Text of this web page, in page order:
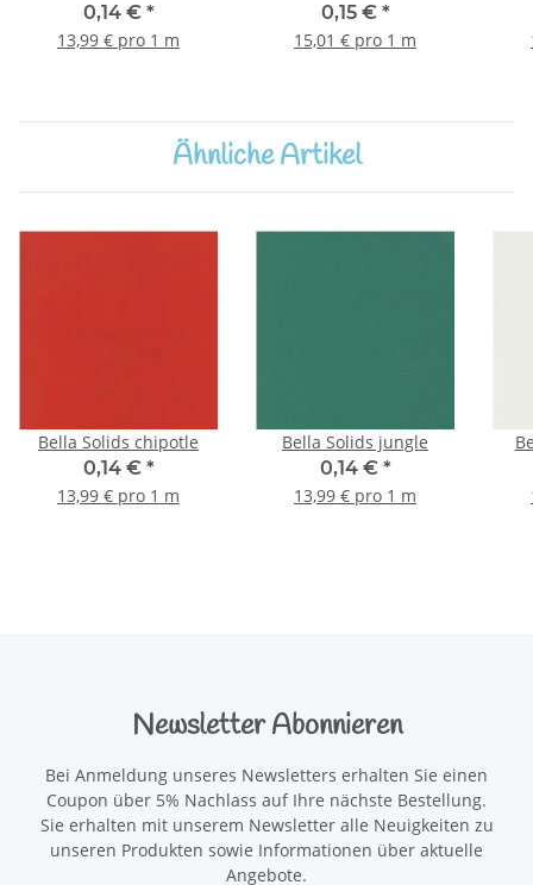
0,14 € *
13,99 € pro 1 m
0,15 € *
15,01 € pro 1 m
Ähnliche Artikel
Bella Solids chipotle
0,14 € *
13,99 € pro 1 m
Bella Solids jungle
0,14 € *
13,99 € pro 1 m
Newsletter Abonnieren
Bei Anmeldung unseres Newsletters erhalten Sie einen
Coupon über 5% Nachlass auf Ihre nächste Bestellung.
Sie erhalten mit unserem Newsletter alle Neuigkeiten zu
unseren Produkten sowie Informationen über aktuelle
Angebote.